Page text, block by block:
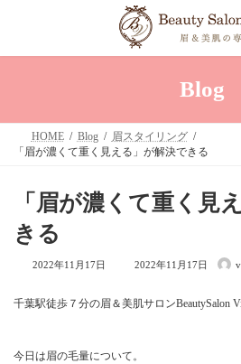
Blog
HOME Blog
眉スタイリング
「眉が濃くて重く見える」が解決できる
「眉が濃くて重く見
きる
2022年11月17日
最
新
日
2022年11月17日
千葉駅徒歩７分の眉＆美肌サロンBeautySalon
今日は眉の毛量について。